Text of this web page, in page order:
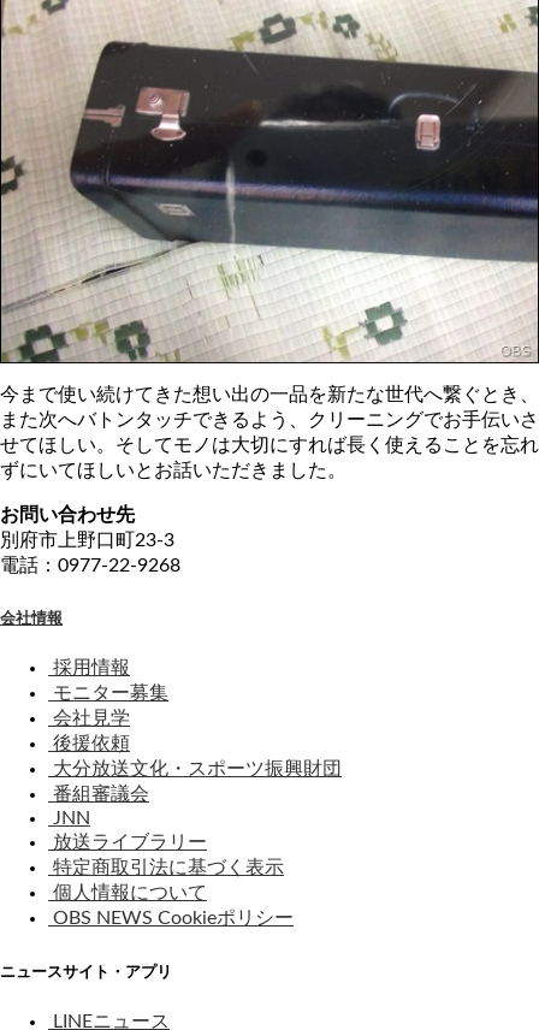
今まで使い続けてきた想い出の一品を新たな世代へ繋ぐとき、
また次へバトンタッチできるよう、クリーニングでお手伝いさ
せてほしい。そしてモノは大切にすれば長く使えることを忘れ
ずにいてほしいとお話いただきました。
お問い合わせ先
別府市上野口町23-3
電話：0977-22-9268
会社情報
採用情報
モニター募集
会社見学
後援依頼
大分放送文化・スポーツ振興財団
番組審議会
JNN
放送ライブラリー
特定商取引法に基づく表示
個人情報について
OBS NEWS Cookieポリシー
ニュースサイト・アプリ
LINEニュース